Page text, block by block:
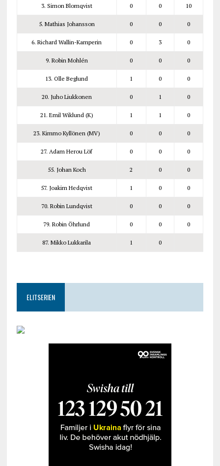
3. Simon Blomqvist 0 0 10
5. Mathias Johansson 0 0 0
6. Richard Wallin-Kamperin 0 3 0
9. Robin Mohlén 0 0 0
13. Olle Beglund 1 0 0
20. Juho Liukkonen 0 1 0
21. Emil Wiklund (K) 1 1 0
23. Kimmo Kyllönen (MV) 0 0 0
27. Adam Herou Löf 0 0 0
55. Johan Koch 2 0 0
57. Joakim Hedqvist 1 0 0
70. Robin Lundqvist 0 0 0
79. Robin Öhrlund 0 0 0
87. Mikko Lukkarila 1 0
ELITSERIEN